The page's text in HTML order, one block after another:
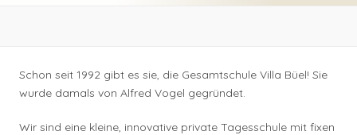
Schon seit 1992 gibt es sie, die Gesamtschule Villa Büel! Sie
wurde damals von Alfred Vogel gegründet.
Wir sind eine kleine, innovative private Tagesschule mit fixen